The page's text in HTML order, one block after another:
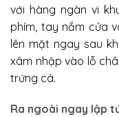
với hàng ngàn vi
phím, tay nắm cửa
lên mặt ngay sau
xâm nhập vào lỗ
trứng cá.
Ra ngoài ngay lập